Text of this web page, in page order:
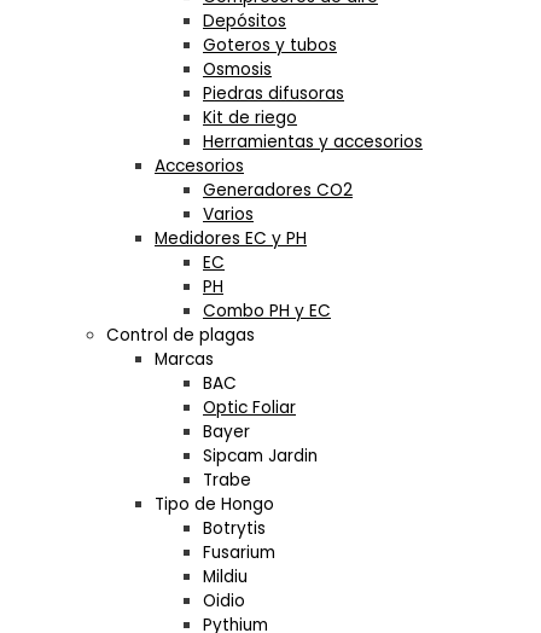
Depósitos
Goteros y tubos
Osmosis
Piedras difusoras
Kit de riego
Herramientas y accesorios
Accesorios
Generadores CO2
Varios
Medidores EC y PH
EC
PH
Combo PH y EC
Control de plagas
Marcas
BAC
Optic Foliar
Bayer
Sipcam Jardin
Trabe
Tipo de Hongo
Botrytis
Fusarium
Mildiu
Oidio
Pythium